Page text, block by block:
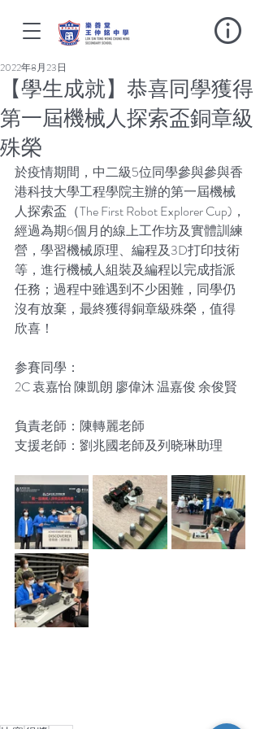
【學生成就】恭喜同學獲得
第一屆機械人探索盃銅章級
殊榮
2022年8月23日
於疫情期間，中二級5位同學參與參與香
港科技大學工程學院主辦的第一屆機械
人探索盃（The First Robot Explorer Cup)，
經過為期6個月的線上工作坊及實體訓練
營，學習機械原理、編程及3D打印技術
等，進行機械人組裝及編程以完成指派
任務；過程中雖遇到不少困難，同學仍
沒有放棄，最終獲得銅章級殊榮，值得
欣喜！
参賽同學：
2C 袁嘉怡 陳凱朗 廖偉沐 温嘉俊 余俊賢
負責老師：陳轉麗老師
支援老師：劉兆國老師及列晓琳助理